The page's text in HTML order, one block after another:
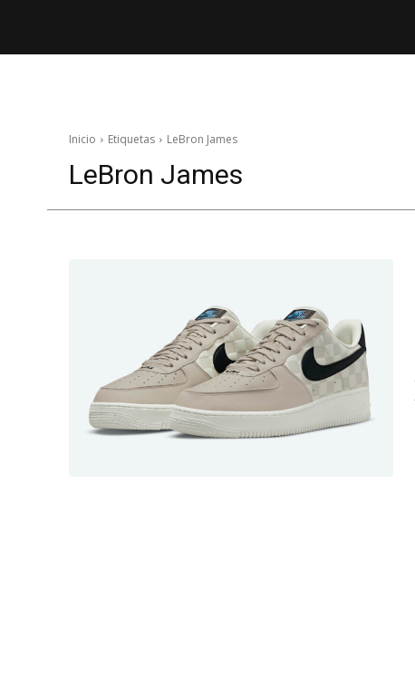
Inicio Etiquetas LeBron James
LeBron James